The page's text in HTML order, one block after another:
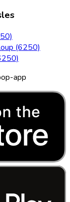
(6250)
app